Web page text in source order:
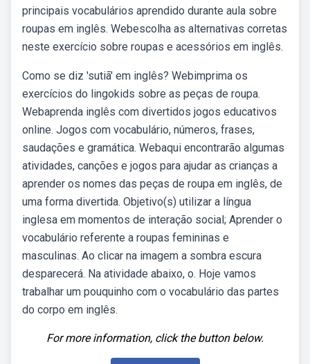
principais vocabulários aprendido durante aula sobre
roupas em inglês. Webescolha as alternativas corretas
neste exercício sobre roupas e acessórios em inglês.
Como se diz 'sutiã' em inglês? Webimprima os
exercícios do lingokids sobre as peças de roupa.
Webaprenda inglês com divertidos jogos educativos
online. Jogos com vocabulário, números, frases,
saudações e gramática. Webaqui encontrarão algumas
atividades, canções e jogos para ajudar as crianças a
aprender os nomes das peças de roupa em inglês, de
uma forma divertida. Objetivo(s) utilizar a língua
inglesa em momentos de interação social; Aprender o
vocabulário referente a roupas femininas e
masculinas. Ao clicar na imagem a sombra escura
desparecerá. Na atividade abaixo, o. Hoje vamos
trabalhar um pouquinho com o vocabulário das partes
do corpo em inglês.
For more information, click the button below.